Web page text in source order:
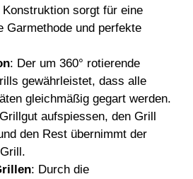
Konstruktion sorgt für eine
Garmethode und perfekte
: Der um 360° rotierende
gewährleistet, dass alle
gleichmäßig gegart werden.
aufspiessen, den Grill
den Rest übernimmt der
: Durch die